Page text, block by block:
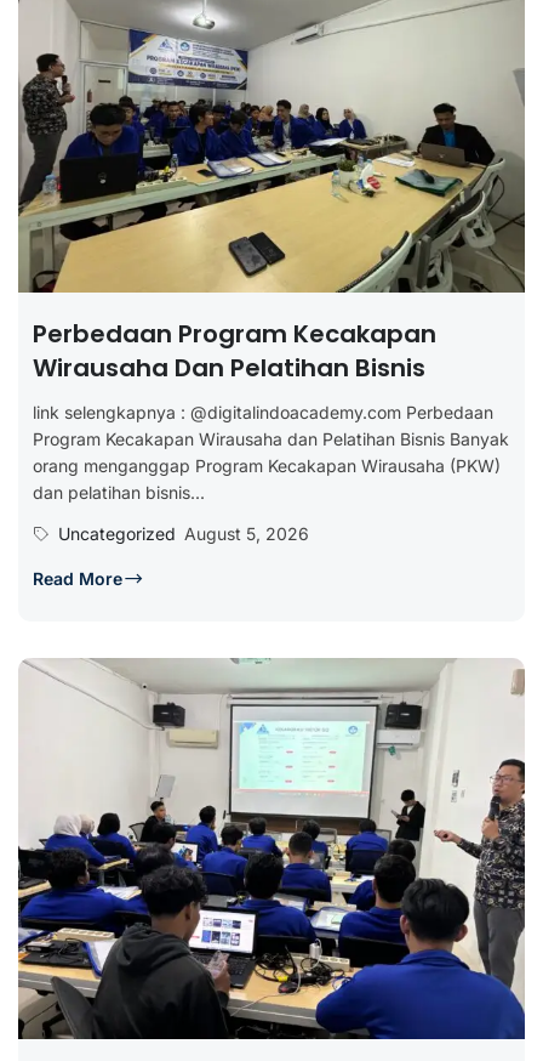
Perbedaan Program Kecakapan
Wirausaha Dan Pelatihan Bisnis
link selengkapnya : @digitalindoacademy.com Perbedaan
Program Kecakapan Wirausaha dan Pelatihan Bisnis Banyak
orang menganggap Program Kecakapan Wirausaha (PKW)
dan pelatihan bisnis...
Uncategorized August 5, 2026
Read More